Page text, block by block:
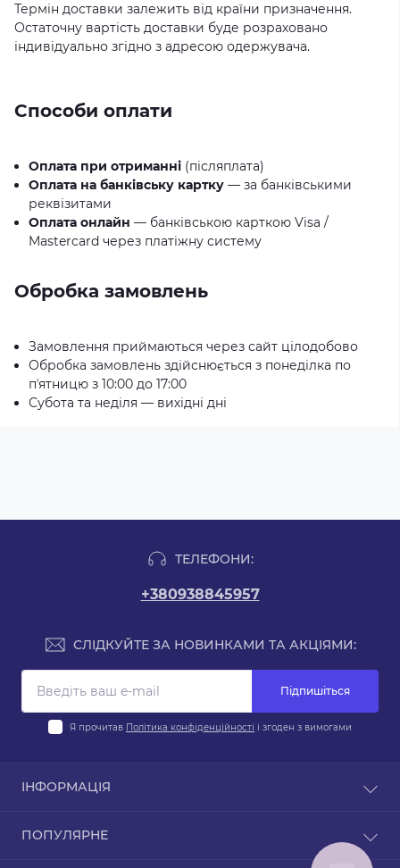
Термін доставки залежить від країни призначення.
Остаточну вартість доставки буде розраховано
індивідуально згідно з адресою одержувача.
Способи оплати
Оплата при отриманні (післяплата)
Оплата на банківську картку — за банківськими
реквізитами
Оплата онлайн — банківською карткою Visa /
Mastercard через платіжну систему
Обробка замовлень
Замовлення приймаються через сайт цілодобово
Обробка замовлень здійснюється з понеділка по
пʼятницю з 10:00 до 17:00
Субота та неділя — вихідні дні
ТЕЛЕФОНИ:
+380938845957
СЛІДКУЙТЕ ЗА НОВИНКАМИ ТА АКЦІЯМИ:
Підпишіться
Я прочитав Політика конфіденційності і згоден з вимогами
ІНФОРМАЦІЯ
Договір публічної оферти
ПОПУЛЯРНЕ